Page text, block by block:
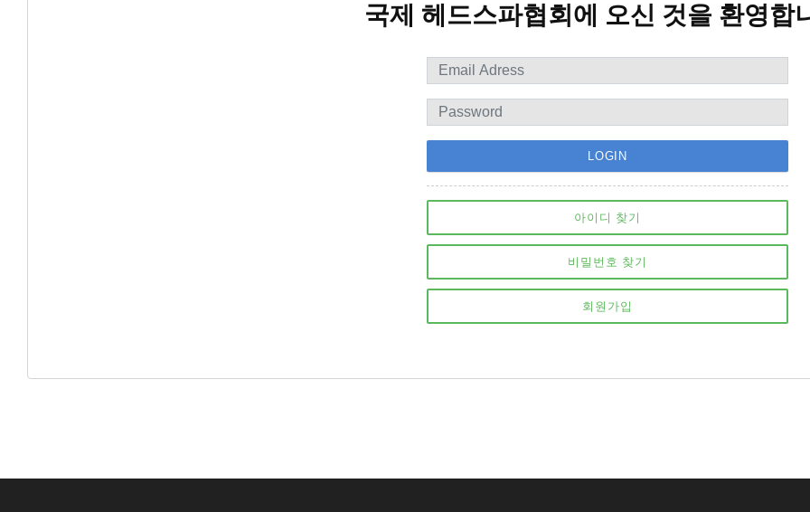
국제 헤드스파협회에 오신 것을 환영합
LOGIN
아이디 찾기
비밀번호 찾기
회원가입